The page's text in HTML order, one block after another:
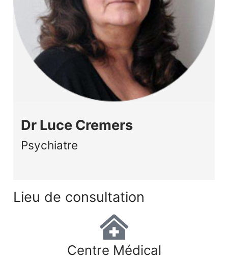
Dr Luce Cremers
Psychiatre
Lieu de consultation
Centre Médical